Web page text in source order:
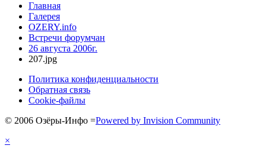
Главная
Галерея
OZERY.info
Встречи форумчан
26 августа 2006г.
207.jpg
Политика конфиденциальности
Обратная связь
Cookie-файлы
© 2006 Озёры-Инфо =Powered by Invision Community
×